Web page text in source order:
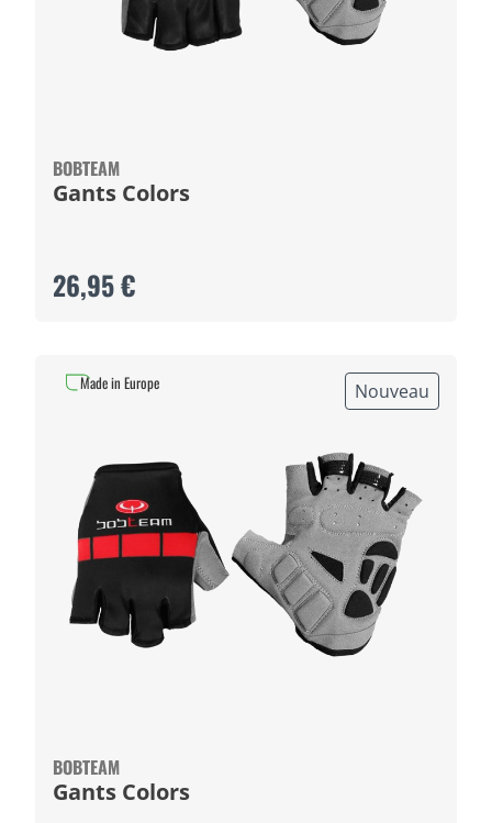
BOBTEAM
Gants Colors
26,95 €
Nouveau
BOBTEAM
Gants Colors
Made in Europe